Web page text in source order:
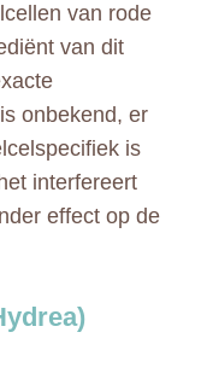
van rode
van dit
onbekend, er
is
interfereert
effect op de